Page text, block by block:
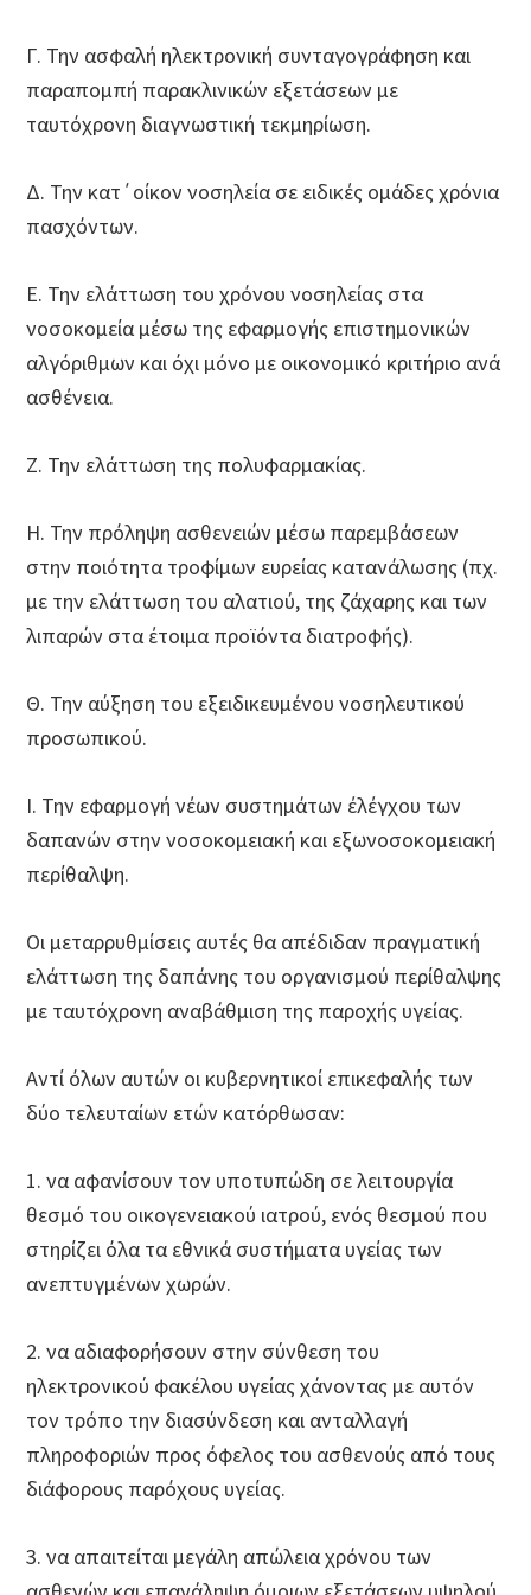
Γ. Την ασφαλή ηλεκτρονική συνταγογράφηση και
παραπομπή παρακλινικών εξετάσεων με
ταυτόχρονη διαγνωστική τεκμηρίωση.
Δ. Την κατ΄οίκον νοσηλεία σε ειδικές ομάδες χρόνια
πασχόντων.
Ε. Την ελάττωση του χρόνου νοσηλείας στα
νοσοκομεία μέσω της εφαρμογής επιστημονικών
αλγόριθμων και όχι μόνο με οικονομικό κριτήριο ανά
ασθένεια.
Ζ. Την ελάττωση της πολυφαρμακίας.
Η. Την πρόληψη ασθενειών μέσω παρεμβάσεων
στην ποιότητα τροφίμων ευρείας κατανάλωσης (πχ.
με την ελάττωση του αλατιού, της ζάχαρης και των
λιπαρών στα έτοιμα προϊόντα διατροφής).
Θ. Την αύξηση του εξειδικευμένου νοσηλευτικού
προσωπικού.
Ι. Την εφαρμογή νέων συστημάτων έλέγχου των
δαπανών στην νοσοκομειακή και εξωνοσοκομειακή
περίθαλψη.
Οι μεταρρυθμίσεις αυτές θα απέδιδαν πραγματική
ελάττωση της δαπάνης του οργανισμού περίθαλψης
με ταυτόχρονη αναβάθμιση της παροχής υγείας.
Αντί όλων αυτών οι κυβερνητικοί επικεφαλής των
δύο τελευταίων ετών κατόρθωσαν:
1. να αφανίσουν τον υποτυπώδη σε λειτουργία
θεσμό του οικογενειακού ιατρού, ενός θεσμού που
στηρίζει όλα τα εθνικά συστήματα υγείας των
ανεπτυγμένων χωρών.
2. να αδιαφορήσουν στην σύνθεση του
ηλεκτρονικού φακέλου υγείας χάνοντας με αυτόν
τον τρόπο την διασύνδεση και ανταλλαγή
πληροφοριών προς όφελος του ασθενούς από τους
διάφορους παρόχους υγείας.
3. να απαιτείται μεγάλη απώλεια χρόνου των